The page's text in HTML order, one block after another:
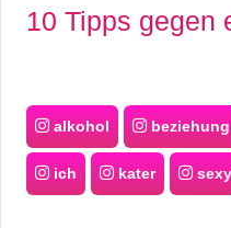
10 Tipps gegen
alkohol beziehung
ich kater sexy